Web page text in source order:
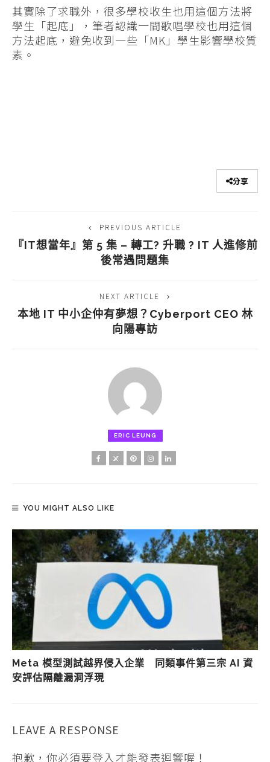
其實除了求職外，很多學校收生也用這個方法將
學生「起底」，筆者認識一間歌唱學校也用這個
方法起底，避免收到一些「MK」學生影響學校質
素。
分享
PREVIOUS ARTICLE
『IT想當年』第 5 集 – 轉工? 升職 ? IT 人進修前
後常遇問題集
NEXT ARTICLE
本地 IT 中小企仲有夢想？Cyberport CEO 林
向陽專訪
ERIC LEUNG
YOU MIGHT ALSO LIKE
Meta 模型測試越界侵入企業 同類事件第三宗 AI 資
安評估隔離漏洞浮現
LEAVE A RESPONSE
抱歉，你必須要登入才能發表迴響喔！